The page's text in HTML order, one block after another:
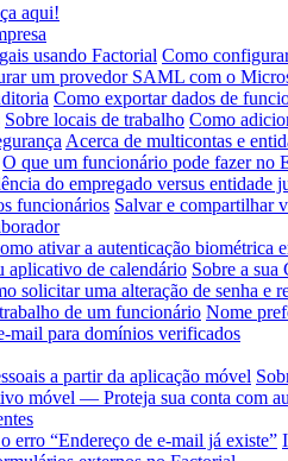
aqui!
usando Factorial Como
um provedor SAML com o
Como exportar dados de
Sobre locais de trabalho Como
Acerca de multicontas e
O que um funcionário pode fazer no
do empregado versus entidade
funcionários Salvar e compartilhar
ativar a autenticação biométrica
aplicativo de calendário Sobre a sua
solicitar uma alteração de senha e
de um funcionário Nome
mail para domínios verificados
a partir da aplicação móvel
móvel — Proteja sua conta com
erro “Endereço de e-mail já existe”